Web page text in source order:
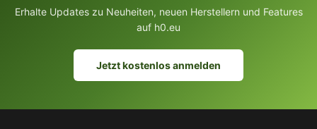
Erhalte Updates zu Neuheiten, neuen Herstellern und Features
auf h0.eu
Jetzt kostenlos anmelden